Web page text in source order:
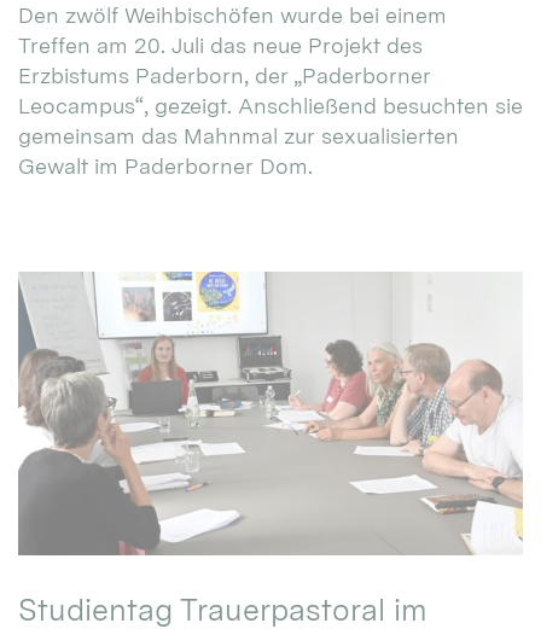
Den zwölf Weihbischöfen wurde bei einem
Treffen am 20. Juli das neue Projekt des
Erzbistums Paderborn, der „Paderborner
Leocampus“, gezeigt. Anschließend besuchten sie
gemeinsam das Mahnmal zur sexualisierten
Gewalt im Paderborner Dom.
Studientag Trauerpastoral im